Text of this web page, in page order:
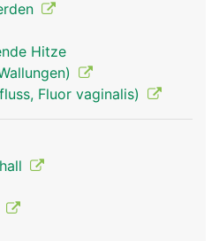
Hitze
Fluor vaginalis)